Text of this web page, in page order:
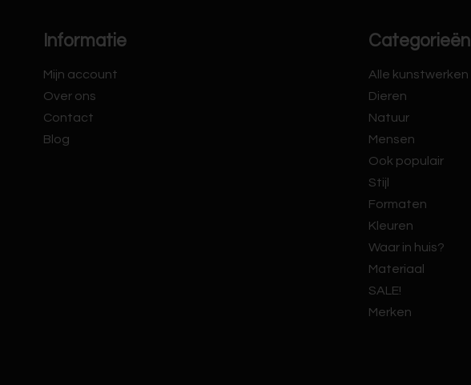
Informatie
Mijn account
Over ons
Contact
Blog
Categorieën
Alle kunstwerken
Dieren
Natuur
Mensen
Ook populair
Stijl
Formaten
Kleuren
Waar in huis?
Materiaal
SALE!
Merken